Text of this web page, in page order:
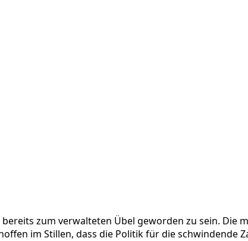
zum verwalteten Übel geworden zu sein. Die
im Stillen, dass die Politik für die schwindende